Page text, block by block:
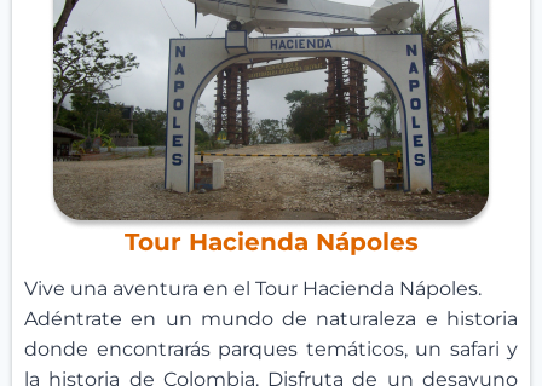
Tour Hacienda Nápoles
Vive una aventura en el Tour Hacienda Nápoles.
Adéntrate en un mundo de naturaleza e historia
donde encontrarás parques temáticos, un safari y
la historia de Colombia. Disfruta de un desayuno